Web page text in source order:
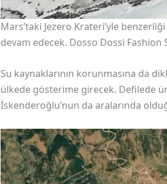
Mars’taki Jezero Krateri’yle
devam edecek. Dosso Dossi
Su kaynaklarının korunmasına da
ülkede gösterime girecek. Defilede
İskenderoğlu’nun da aralarında